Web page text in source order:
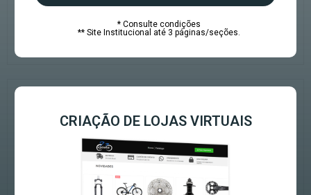
* Consulte condições
** Site Institucional até 3 páginas/seções.
CRIAÇÃO DE LOJAS VIRTUAIS